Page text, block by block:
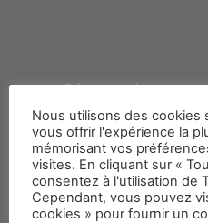
Vous êtes
Faites
Nous utilisons des cookies
vous offrir l'expérience la
mémorisant vos
visites. En cliquant sur «
consentez à l'utilisation de
Cependant, vous pouvez
cookies » pour fournir un